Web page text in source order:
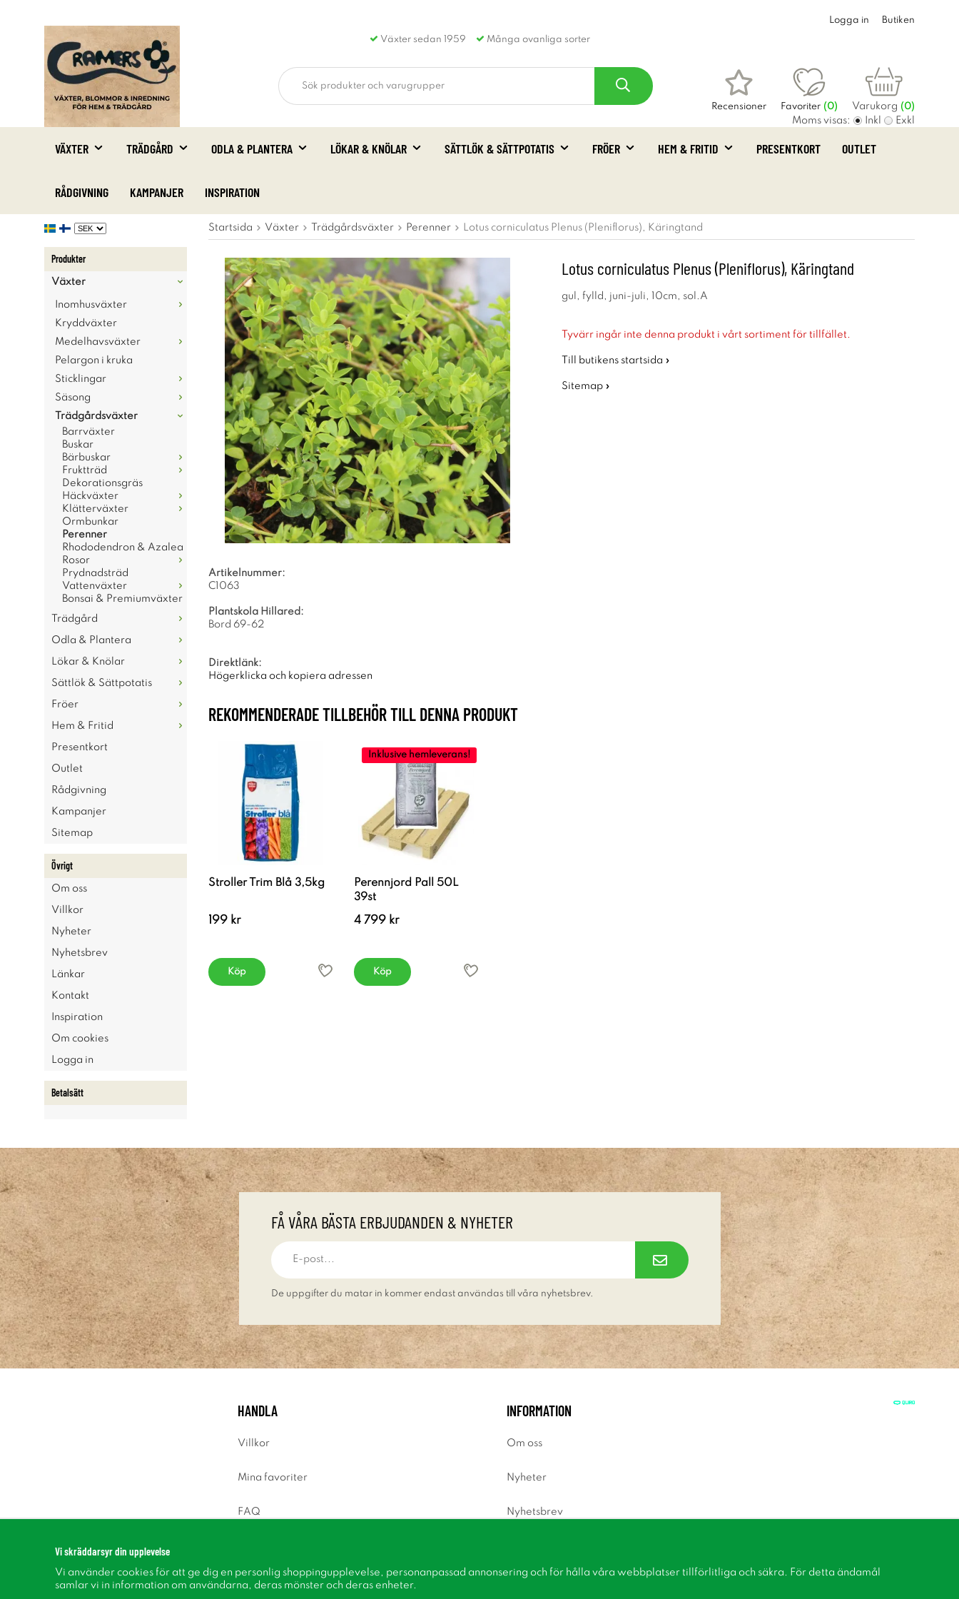
Växter sedan 1959 Många ovanliga sorter
Logga in Butiken
Recensioner Favoriter (0) Varukorg (0)
Moms visas: Inkl Exkl
VÄXTER TRÄDGÅRD ODLA & PLANTERA LÖKAR & KNÖLAR SÄTTLÖK & SÄTTPOTATIS FRÖER HEM & FRITID PRESENTKORT OUTLET
RÅDGIVNING KAMPANJER INSPIRATION
Produkter
Växter
Inomhusväxter
Kryddväxter
Medelhavsväxter
Pelargon i kruka
Sticklingar
Säsong
Trädgårdsväxter
Barrväxter
Buskar
Bärbuskar
Fruktträd
Dekorationsgräs
Häckväxter
Klätterväxter
Ormbunkar
Perenner
Rhododendron & Azalea
Rosor
Prydnadsträd
Vattenväxter
Bonsai & Premiumväxter
Trädgård
Odla & Plantera
Lökar & Knölar
Sättlök & Sättpotatis
Fröer
Hem & Fritid
Presentkort
Outlet
Rådgivning
Kampanjer
Sitemap
Övrigt
Om oss
Villkor
Nyheter
Nyhetsbrev
Länkar
Kontakt
Inspiration
Om cookies
Logga in
Betalsätt
Startsida Växter Trädgårdsväxter Perenner Lotus corniculatus Plenus (Pleniflorus), Käringtand
Lotus corniculatus Plenus (Pleniflorus), Käringtand
gul, fylld, juni-juli, 10cm, sol.A
Tyvärr ingår inte denna produkt i vårt sortiment för tillfället.
Till butikens startsida »
Sitemap »
Artikelnummer:
C1063
Plantskola Hillared:
Bord 69-62
Direktlänk:
Högerklicka och kopiera adressen
REKOMMENDERADE TILLBEHÖR TILL DENNA PRODUKT
Stroller Trim Blå 3,5kg
199 kr
Köp
Inklusive hemleverans!
Perennjord Pall 50L
39st
4 799 kr
Köp
FÅ VÅRA BÄSTA ERBJUDANDEN & NYHETER
De uppgifter du matar in kommer endast användas till våra nyhetsbrev.
HANDLA
Villkor
Mina favoriter
FAQ
INFORMATION
Om oss
Nyheter
Nyhetsbrev
Inspiration
Vi skräddarsyr din upplevelse
Vi använder cookies för att ge dig en personlig shoppingupplevelse, personanpassad annonsering och för hålla våra webbplatser tillförlitliga och säkra. För detta ändamål
samlar vi in information om användarna, deras mönster och deras enheter.